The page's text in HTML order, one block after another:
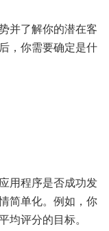
并了解你的潜在客
，你需要确定是什
用程序是否成功发
简单化。例如，你
均评分的目标。